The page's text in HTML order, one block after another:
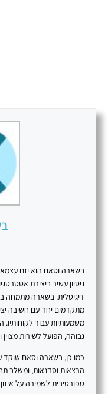
בשארה וסאם הוא יזם עצמאי
ניסיון עשיר ביצירת
דיגיטלית. בשארה מתמחה
מתקדמים יחד עם חשיבה
משמעותיות עבור לקוחותיו.
גבוהה, הפועל לשירות
כמו כן, בשארה וסאם
הרצאות וסדנאות, ומשלב
ספורטיבית לשמירה על איזון